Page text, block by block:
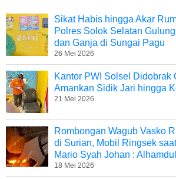
Sikat Habis hingga Akar
Polres Solok Selatan
dan Ganja di Sungai Pagu
26 Mei 2026
Kantor PWI Solsel Didobrak
Amankan Sidik Jari hingga
21 Mei 2026
Rombongan Wagub Vasko
di Surian, Mobil Ringsek
Mario Syah Johan :
18 Mei 2026